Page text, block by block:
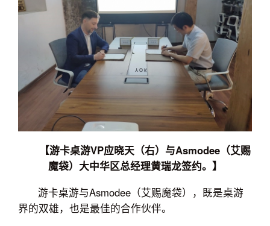
【游卡桌游VP应晓天（右）与Asmodee（艾赐
魔袋）大中华区总经理黄瑞龙签约。】
游卡桌游与Asmodee（艾赐魔袋），既是桌游
界的双雄，也是最佳的合作伙伴。